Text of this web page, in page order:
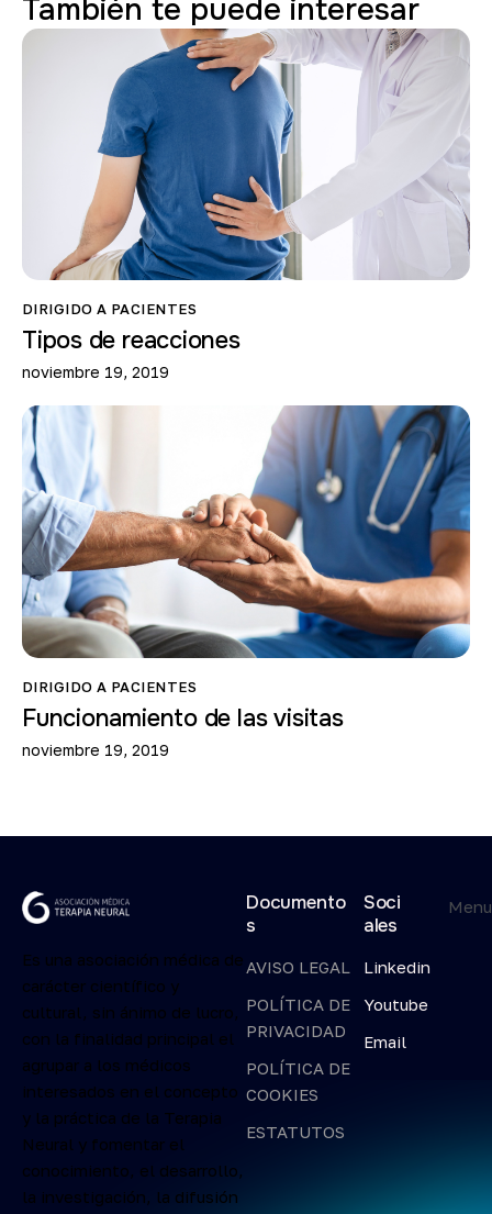
DIRIGIDO A PACIENTES
Tipos de reacciones
noviembre 19, 2019
DIRIGIDO A PACIENTES
Funcionamiento de las visitas
noviembre 19, 2019
Es una asociación médica de
carácter científico y
cultural, sin ánimo de lucro,
con la finalidad principal el
agrupar a los médicos
interesados en el concepto
y la práctica de la Terapia
Neural y fomentar el
conocimiento, el desarrollo,
la investigación, la difusión
Documento
s
AVISO LEGAL
POLÍTICA DE
PRIVACIDAD
POLÍTICA DE
COOKIES
ESTATUTOS
Soci
ales
Linkedin
Youtube
Email
Menu